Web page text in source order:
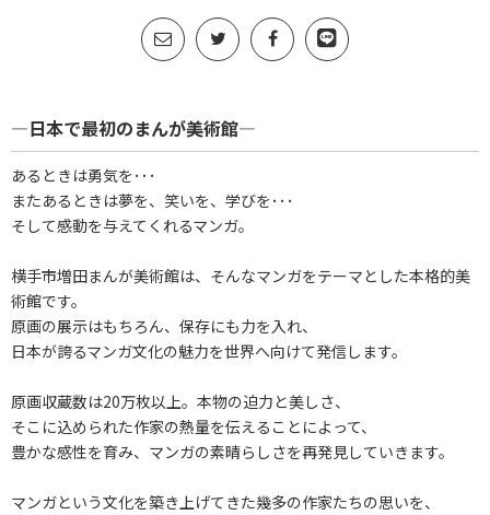
―日本で最初のまんが美術館―
あるときは勇気を･･･
またあるときは夢を、笑いを、学びを･･･
そして感動を与えてくれるマンガ。
横手市増田まんが美術館は、そんなマンガをテーマとした本格的美
術館です。
原画の展示はもちろん、保存にも力を入れ、
日本が誇るマンガ文化の魅力を世界へ向けて発信します。
原画収蔵数は20万枚以上。本物の迫力と美しさ、
そこに込められた作家の熱量を伝えることによって、
豊かな感性を育み、マンガの素晴らしさを再発見していきます。
マンガという文化を築き上げてきた幾多の作家たちの思いを、